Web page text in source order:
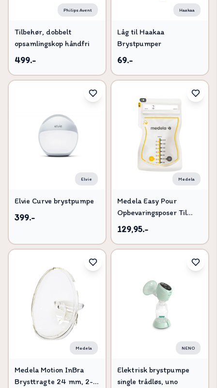
Philips Avent
Tilbehør, dobbelt
opsamlingskop håndfri
499.-
Haakaa
Låg til Haakaa
Brystpumper
69.-
Elvie
Elvie Curve brystpumpe
399.-
Medela
Medela Easy Pour
Opbevaringsposer Til
Brystmælk - 50 stk
129,95.-
Medela
Medela Motion InBra
Brysttragte 24 mm, 2-
NENO
Elektrisk brystpumpe
single trådløs, uno